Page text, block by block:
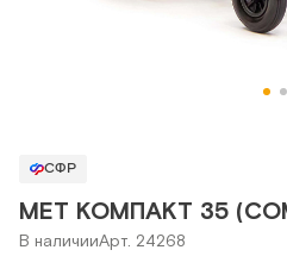
СФР
MET КОМПАКТ 35
В наличииАрт. 24268